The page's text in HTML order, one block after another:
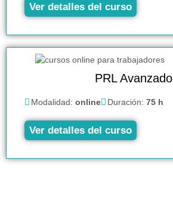
Ver detalles del curso
PRL Avanzado
Modalidad: online Duración: 75 h
Ver detalles del curso